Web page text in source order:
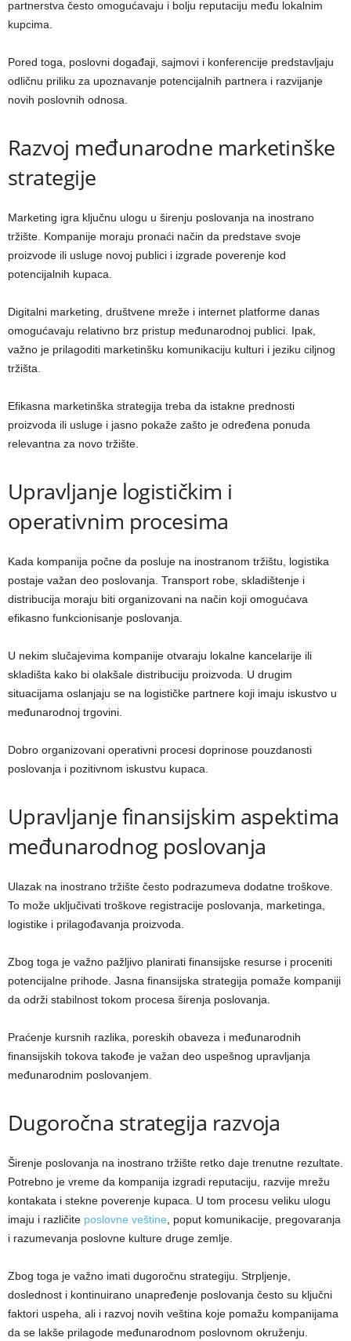
partnerstva često omogućavaju i bolju reputaciju među lokalnim
kupcima.
Pored toga, poslovni događaji, sajmovi i konferencije predstavljaju
odličnu priliku za upoznavanje potencijalnih partnera i razvijanje
novih poslovnih odnosa.
Razvoj međunarodne marketinške
strategije
Marketing igra ključnu ulogu u širenju poslovanja na inostrano
tržište. Kompanije moraju pronaći način da predstave svoje
proizvode ili usluge novoj publici i izgrade poverenje kod
potencijalnih kupaca.
Digitalni marketing, društvene mreže i internet platforme danas
omogućavaju relativno brz pristup međunarodnoj publici. Ipak,
važno je prilagoditi marketinšku komunikaciju kulturi i jeziku ciljnog
tržišta.
Efikasna marketinška strategija treba da istakne prednosti
proizvoda ili usluge i jasno pokaže zašto je određena ponuda
relevantna za novo tržište.
Upravljanje logističkim i
operativnim procesima
Kada kompanija počne da posluje na inostranom tržištu, logistika
postaje važan deo poslovanja. Transport robe, skladištenje i
distribucija moraju biti organizovani na način koji omogućava
efikasno funkcionisanje poslovanja.
U nekim slučajevima kompanije otvaraju lokalne kancelarije ili
skladišta kako bi olakšale distribuciju proizvoda. U drugim
situacijama oslanjaju se na logističke partnere koji imaju iskustvo u
međunarodnoj trgovini.
Dobro organizovani operativni procesi doprinose pouzdanosti
poslovanja i pozitivnom iskustvu kupaca.
Upravljanje finansijskim aspektima
međunarodnog poslovanja
Ulazak na inostrano tržište često podrazumeva dodatne troškove.
To može uključivati troškove registracije poslovanja, marketinga,
logistike i prilagođavanja proizvoda.
Zbog toga je važno pažljivo planirati finansijske resurse i proceniti
potencijalne prihode. Jasna finansijska strategija pomaže kompaniji
da održi stabilnost tokom procesa širenja poslovanja.
Praćenje kursnih razlika, poreskih obaveza i međunarodnih
finansijskih tokova takođe je važan deo uspešnog upravljanja
međunarodnim poslovanjem.
Dugoročna strategija razvoja
Širenje poslovanja na inostrano tržište retko daje trenutne rezultate.
Potrebno je vreme da kompanija izgradi reputaciju, razvije mrežu
kontakata i stekne poverenje kupaca. U tom procesu veliku ulogu
imaju i različite poslovne veštine, poput komunikacije, pregovaranja
i razumevanja poslovne kulture druge zemlje.
Zbog toga je važno imati dugoročnu strategiju. Strpljenje,
doslednost i kontinuirano unapređenje poslovanja često su ključni
faktori uspeha, ali i razvoj novih veština koje pomažu kompanijama
da se lakše prilagode međunarodnom poslovnom okruženju.